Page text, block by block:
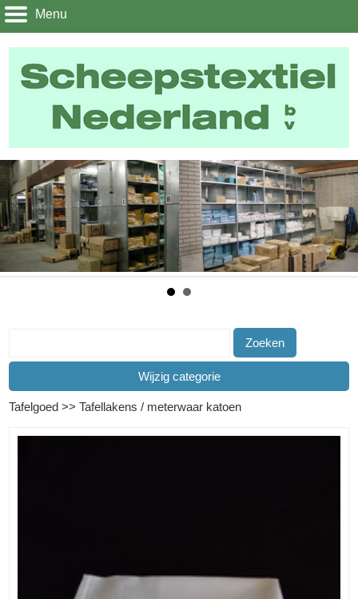
Menu
Zoeken
Wijzig categorie
Tafelgoed >>Tafellakens / meterwaar katoen